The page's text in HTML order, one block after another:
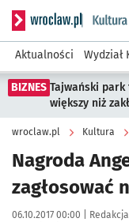
Serwis informacyjny
Aktualności Wydział
BIZNES Tajwański
większy niż
wroclaw.pl Kultura
Nagroda
zagłosować
Data publikacji:
06.10.2017 00:00 | Autor: